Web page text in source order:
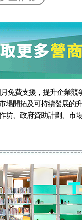
免費支援，提升企業競
場開拓及可持續發展的
坊、政府資助計劃、市